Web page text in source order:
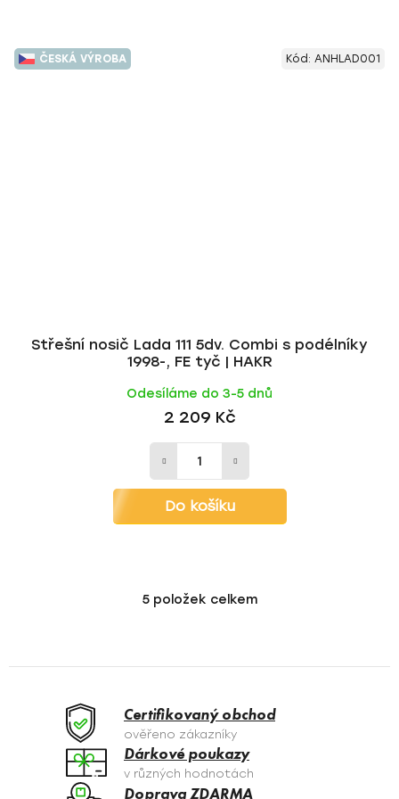
ČESKÁ VÝROBA
Střešní nosič Lada 111 5dv. Combi s podélníky
1998-, FE tyč | HAKR
Odesíláme do 3-5 dnů
2 209 Kč
Do košíku
Kód: ANHLAD001
O
á
c
í
p
r
5položek celkem
Certifikovaný obchod
ověřeno zákazníky
Dárkové poukazy
v různých hodnotách
Doprava ZDARMA